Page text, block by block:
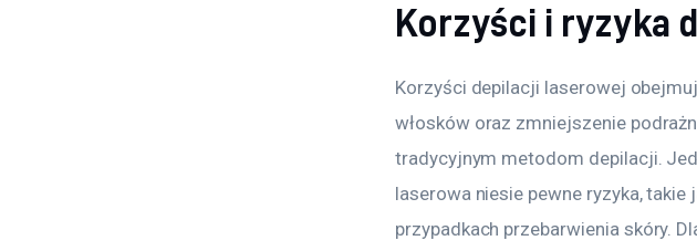
Korzyści i ryzyka
Korzyści depilacji laserowej
włosków oraz zmniejszenie
tradycyjnym metodom depilacji.
laserowa niesie pewne ryzyka,
przypadkach przebarwienia skóry.